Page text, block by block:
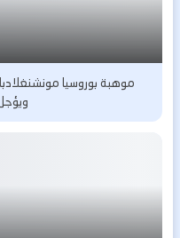
موهبة بوروسيا